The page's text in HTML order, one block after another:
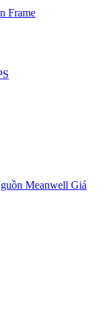
Frame
Meanwell Giá